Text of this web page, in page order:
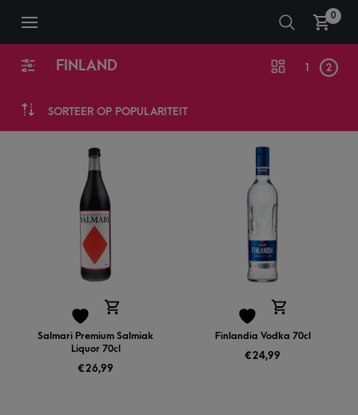
0
FINLAND
SORTEER OP POPULARITEIT
1 2
Salmari Premium Salmiak
Liquor 70cl
€26,99
Finlandia Vodka 70cl
€24,99